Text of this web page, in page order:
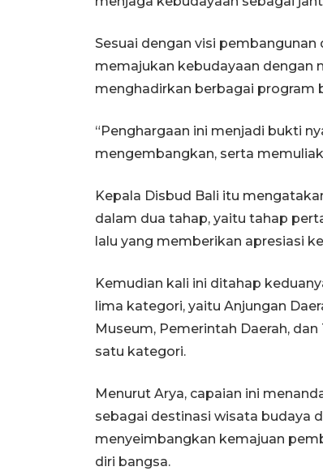
Sesuai dengan visi
memajukan kebudayaan dengan
menghadirkan berbagai program
“Penghargaan ini menjadi bukti
mengembangkan, serta
Kepala Disbud Bali itu
dalam dua tahap, yaitu tahap
lalu yang memberikan apresiasi
Kemudian kali ini ditahap
lima kategori, yaitu Anjungan
Museum, Pemerintah Daerah,
satu kategori.
Menurut Arya, capaian ini
sebagai destinasi wisata budaya
menyeimbangkan kemajuan
diri bangsa.